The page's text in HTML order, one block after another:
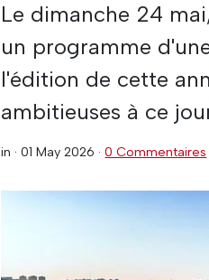
Le dimanche 24
un programme
l'édition de cette
ambitieuses à ce
in ·01 May 2026 ·0 Commentaires